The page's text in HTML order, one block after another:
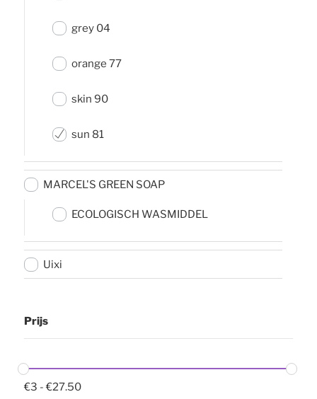
grey 04
orange 77
skin 90
sun 81
MARCEL'S GREEN SOAP
ECOLOGISCH WASMIDDEL
Uixi
Prijs
€3 -€27.50